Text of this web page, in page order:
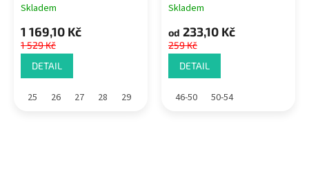
Skladem
1 169,10 Kč
1 529 Kč
DETAIL
25 26 27 28 29
Skladem
od 233,10 Kč
259 Kč
DETAIL
46-50 50-54